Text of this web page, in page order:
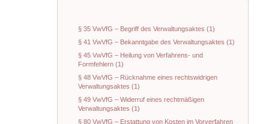
§ 35 VwVfG – Begriff des Verwaltungsaktes (1)
§ 41 VwVfG – Bekanntgabe des Verwaltungsaktes (1)
§ 45 VwVfG – Heilung von Verfahrens- und
Formfehlern (1)
§ 48 VwVfG – Rücknahme eines rechtswidrigen
Verwaltungsaktes (1)
§ 49 VwVfG – Widerruf eines rechtmäßigen
Verwaltungsaktes (1)
§ 80 VwVfG – Erstattung von Kosten im Vorverfahren